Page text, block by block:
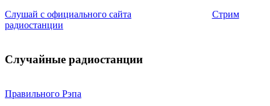
Слушай с официального сайта
Стрим
радиостанции
Случайные радиостанции
Правильного Рэпа